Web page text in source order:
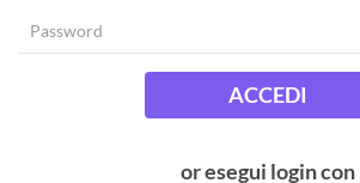
ACCEDI
or esegui login con